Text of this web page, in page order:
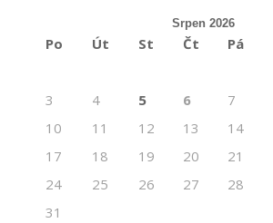
Srpen 2026
Po Út St Čt Pá
3
4 5 6 7
10
11 12 13 14
17
18 19 20 21
24
25 26 27 28
31